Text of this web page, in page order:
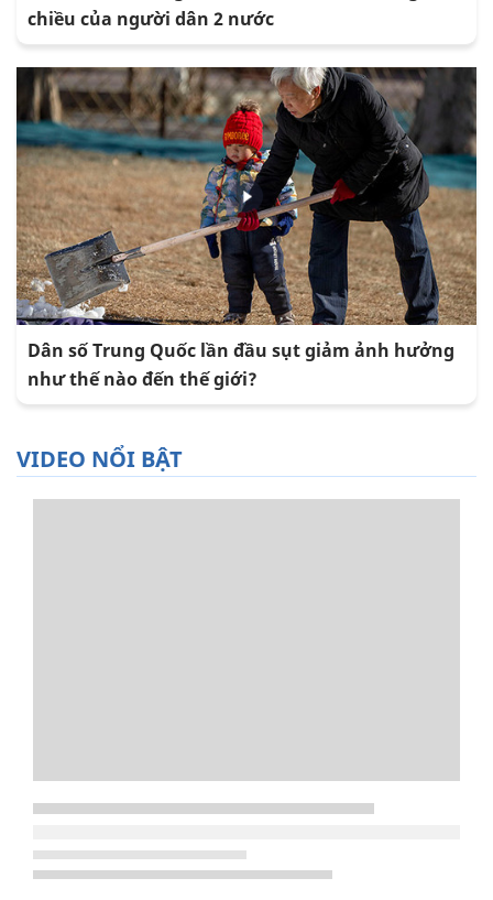
chiều của người dân 2 nước
Dân số Trung Quốc lần đầu sụt giảm ảnh hưởng
như thế nào đến thế giới?
VIDEO NỔI BẬT